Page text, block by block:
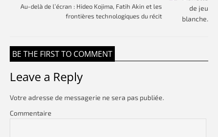
Au-delà de l’écran : Hideo Kojima, Fatih Akin et les
frontières technologiques du récit
BE THE FIRST TO COMMENT
Leave a Reply
Votre adresse de messagerie ne sera pas publiée.
Commentaire